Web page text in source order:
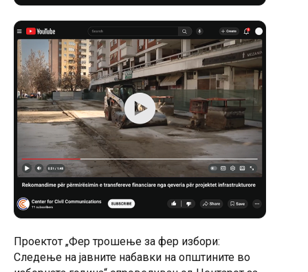
Проектот „Фер трошење за фер избори:
Следење на јавните набавки на општините во